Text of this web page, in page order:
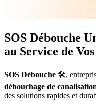
SOS Débouche
au Service de
SOS Débouche 🛠️,
débouchage de
des solutions rapides et